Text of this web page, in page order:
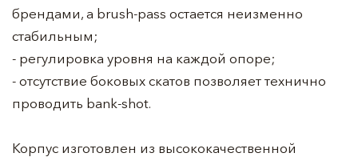
брендами, а brush-pass остается неизменно
стабильным;
- регулировка уровня на каждой опоре;
- отсутствие боковых скатов позволяет технично
проводить bank-shot.
Корпус изготовлен из высококачественной